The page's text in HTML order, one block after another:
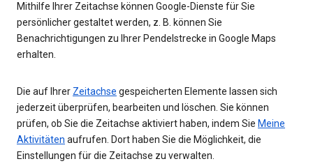
Mithilfe Ihrer Zeitachse können Google-Dienste für Sie
persönlicher gestaltet werden, z. B. können Sie
Benachrichtigungen zu Ihrer Pendelstrecke in Google Maps
erhalten.
Die auf Ihrer Zeitachse gespeicherten Elemente lassen sich
jederzeit überprüfen, bearbeiten und löschen. Sie können
prüfen, ob Sie die Zeitachse aktiviert haben, indem Sie Meine
Aktivitäten aufrufen. Dort haben Sie die Möglichkeit, die
Einstellungen für die Zeitachse zu verwalten.